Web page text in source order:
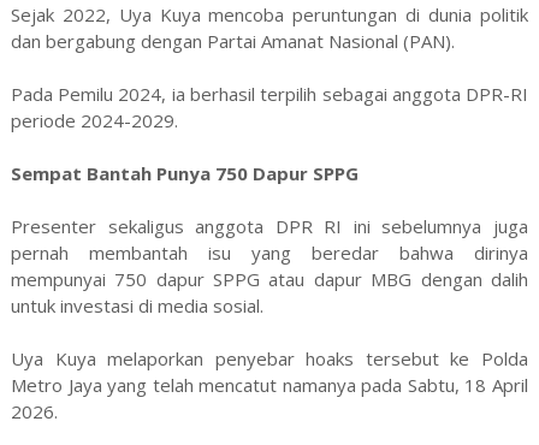
Sejak 2022, Uya Kuya mencoba peruntungan di dunia politik
dan bergabung dengan Partai Amanat Nasional (PAN).
Pada Pemilu 2024, ia berhasil terpilih sebagai anggota DPR-RI
periode 2024-2029.
Sempat Bantah Punya 750 Dapur SPPG
Presenter sekaligus anggota DPR RI ini sebelumnya juga
pernah membantah isu yang beredar bahwa dirinya
mempunyai 750 dapur SPPG atau dapur MBG dengan dalih
untuk investasi di media sosial.
Uya Kuya melaporkan penyebar hoaks tersebut ke Polda
Metro Jaya yang telah mencatut namanya pada Sabtu, 18 April
2026.